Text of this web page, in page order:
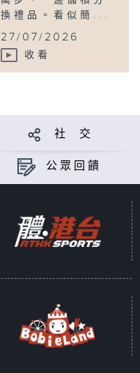
換禮品。看似簡...
27/07/2026
收看
社 交
公眾回饋